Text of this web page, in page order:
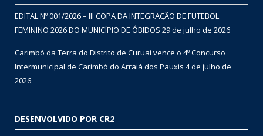
EDITAL Nº 001/2026 – III COPA DA INTEGRAÇÃO DE FUTEBOL
FEMININO 2026 DO MUNICÍPIO DE ÓBIDOS 29 de julho de 2026
Carimbó da Terra do Distrito de Curuai vence o 4º Concurso
Intermunicipal de Carimbó do Arraiá dos Pauxis 4 de julho de
2026
DESENVOLVIDO POR CR2